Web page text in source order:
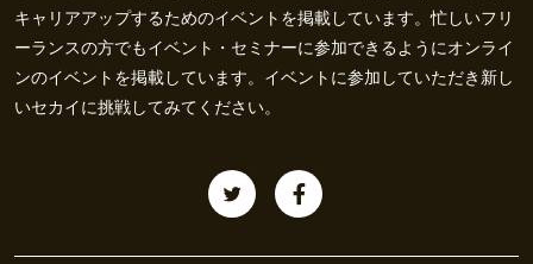
キャリアアップするためのイベントを掲載しています。忙しいフリ
ーランスの方でもイベント・セミナーに参加できるようにオンライ
ンのイベントを掲載しています。イベントに参加していただき新し
いセカイに挑戦してみてください。